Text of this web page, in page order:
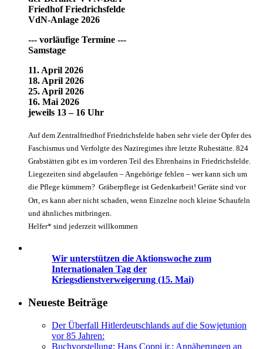
Friedhof Friedrichsfelde
VdN-Anlage 2026
--- vorläufige Termine ---
Samstage
11. April 2026
18. April 2026
25. April 2026
16. Mai 2026
jeweils 13 – 16 Uhr
Auf dem Zentralfriedhof Friedrichsfelde haben sehr viele der Opfer des
Faschismus und Verfolgte des Naziregimes ihre letzte Ruhestätte. 824
Grabstätten gibt es im vorderen Teil des Ehrenhains in Friedrichsfelde.
Liegezeiten sind abgelaufen – Angehörige fehlen – wer kann sich um
die Pflege kümmern? Gräberpflege ist Gedenkarbeit! Geräte sind vor
Ort, es kann aber nicht schaden, wenn Einzelne noch kleine Schaufeln
und ähnliches mitbringen.
Helfer* sind jederzeit willkommen
Wir unterstützen die Aktionswoche zum
Internationalen Tag der
Kriegsdienstverweigerung (15. Mai)
Neueste Beiträge
Der Überfall Hitlerdeutschlands auf die Sowjetunion
vor 85 Jahren:
Buchvorstellung: Hans Coppi jr.: Annäherungen an